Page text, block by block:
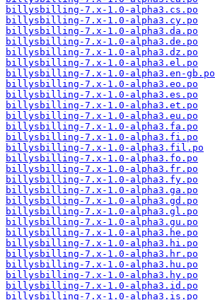
billysbilling-7.x-1.0-alpha3.cs.po
billysbilling-7.x-1.0-alpha3.cy.po
billysbilling-7.x-1.0-alpha3.da.po
billysbilling-7.x-1.0-alpha3.de.po
billysbilling-7.x-1.0-alpha3.dz.po
billysbilling-7.x-1.0-alpha3.el.po
billysbilling-7.x-1.0-alpha3.en-gb.po
billysbilling-7.x-1.0-alpha3.eo.po
billysbilling-7.x-1.0-alpha3.es.po
billysbilling-7.x-1.0-alpha3.et.po
billysbilling-7.x-1.0-alpha3.eu.po
billysbilling-7.x-1.0-alpha3.fa.po
billysbilling-7.x-1.0-alpha3.fi.po
billysbilling-7.x-1.0-alpha3.fil.po
billysbilling-7.x-1.0-alpha3.fo.po
billysbilling-7.x-1.0-alpha3.fr.po
billysbilling-7.x-1.0-alpha3.fy.po
billysbilling-7.x-1.0-alpha3.ga.po
billysbilling-7.x-1.0-alpha3.gd.po
billysbilling-7.x-1.0-alpha3.gl.po
billysbilling-7.x-1.0-alpha3.gu.po
billysbilling-7.x-1.0-alpha3.he.po
billysbilling-7.x-1.0-alpha3.hi.po
billysbilling-7.x-1.0-alpha3.hr.po
billysbilling-7.x-1.0-alpha3.hu.po
billysbilling-7.x-1.0-alpha3.hy.po
billysbilling-7.x-1.0-alpha3.id.po
billysbilling-7.x-1.0-alpha3.is.po